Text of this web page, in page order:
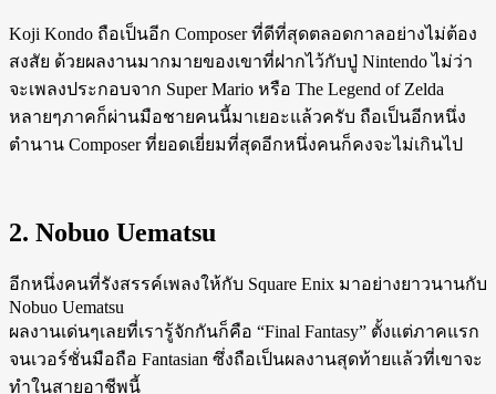
Koji Kondo ถือเป็นอีก Composer ที่ดีที่สุดตลอดกาลอย่างไม่ต้อง
สงสัย ด้วยผลงานมากมายของเขาที่ฝากไว้กับปู่ Nintendo ไม่ว่า
จะเพลงประกอบจาก Super Mario หรือ The Legend of Zelda
หลายๆภาคก็ผ่านมือชายคนนี้มาเยอะแล้วครับ ถือเป็นอีกหนึ่ง
ตำนาน Composer ที่ยอดเยี่ยมที่สุดอีกหนึ่งคนก็คงจะไม่เกินไป
2. Nobuo Uematsu
อีกหนึ่งคนที่รังสรรค์เพลงให้กับ Square Enix มาอย่างยาวนานกับ
Nobuo Uematsu
ผลงานเด่นๆเลยที่เรารู้จักกันก็คือ “Final Fantasy” ตั้งแต่ภาคแรก
จนเวอร์ชั่นมือถือ Fantasian ซึ่งถือเป็นผลงานสุดท้ายแล้วที่เขาจะ
ทำในสายอาชีพนี้